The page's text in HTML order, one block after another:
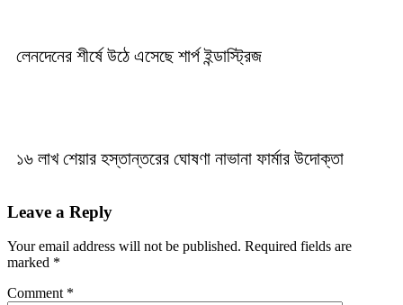
লেনদেনের শীর্ষে উঠে এসেছে শার্প ইন্ডাস্ট্রিজ
১৬ লাখ শেয়ার হস্তান্তরের ঘোষণা নাভানা ফার্মার উদোক্তা
Leave a Reply
Your email address will not be published. Required fields are
marked *
Comment *